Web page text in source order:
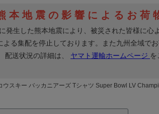
ウスキー バッカニアーズ Tシャツ Super Bowl LV